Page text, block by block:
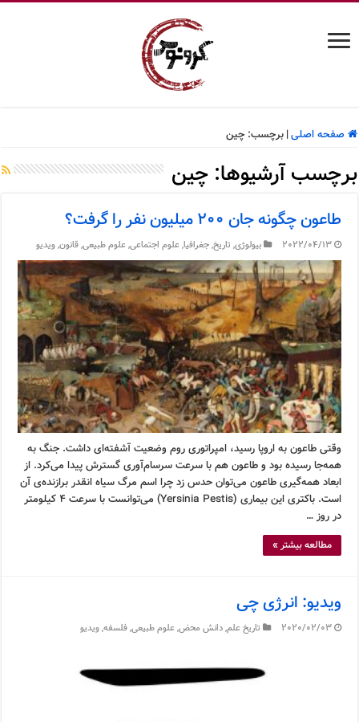
صفحه اصلی| برچسب:چین
برچسب آرشیوها:چین
طاعون چگونه جان ۲۰۰ میلیون نفر را گرفت؟
2022/04/13 بیولوژی, تاریخ,جغرافیا,علوم اجتماعی,علوم طبیعی,قانون,ویدیو
وقتی طاعون به اروپا رسید، امپراتوری روم وضعیت آشفته‌ای داشت. جنگ به
همه‌جا رسیده بود و طاعون هم با سرعت سرسام‌آوری گسترش پیدا می‌کرد. از
ابعاد همه‌گیری طاعون می‌توان حدس زد چرا اسم مرگ سیاه انقدر برازنده‌ی آن
است. باکتری این بیماری (Yersinia Pestis) می‌توانست با سرعت ۴ کیلومتر
در روز …
مطالعه بیشتر »
ویدیو: انرژی چی
2020/02/03 تاریخ علم,دانش محض,علوم طبیعی,فلسفه,ویدیو